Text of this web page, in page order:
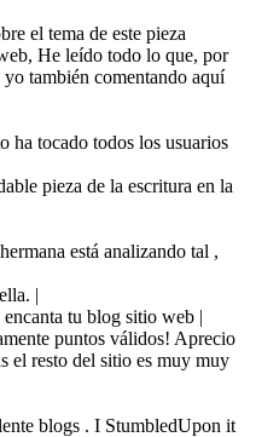
el tema de este pieza
He leído todo lo que, por
también comentando aquí
ha tocado todos los usuarios
pieza de la escritura en la
está analizando tal ,
|
tu blog sitio web |
puntos válidos! Aprecio
el resto del sitio es muy muy
blogs . I StumbledUpon it